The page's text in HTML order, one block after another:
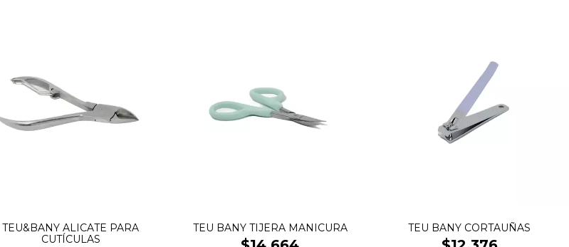
TEU&BANY ALICATE PARA
CUTÍCULAS
TEU BANY TIJERA MANICURA TEU BANY CORTAUÑAS